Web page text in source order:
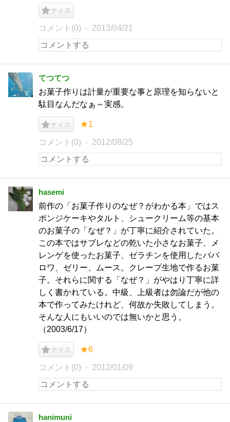
ナイス
コメント(0) 2013/04/21
てつてつ
お菓子作りは計量が重要な事と原理を知らないと
駄目なんだなぁ～実感。
ナイス ★1
コメント(0) 2012/08/25
hasemi
前作の「お菓子作りのなぜ？がわかる本」ではス
ポンジケーキやタルト、シュークリーム等の基本
のお菓子の「なぜ？」が丁寧に紹介されていた。
この本ではサブレなどの乾いた小さなお菓子、メ
レンゲを使ったお菓子、ゼラチンを使用したババ
ロワ、ゼリー、ムース。クレープ生地で作るお菓
子。それらに関する「なぜ？」がやはり丁寧に詳
しく書かれている。中級、上級者は勿論だが他の
本で作ってみたけれど、何故か失敗してしまう。
そんな人にもいいのでは無いかと思う。
（2003/6/17）
ナイス ★6
コメント(0) 2012/01/09
hanimuni